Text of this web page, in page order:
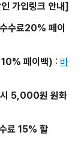
가입링크 안내]
수료20% 페이
10% 페이백) : 바
5,000원 원화
료 15% 할